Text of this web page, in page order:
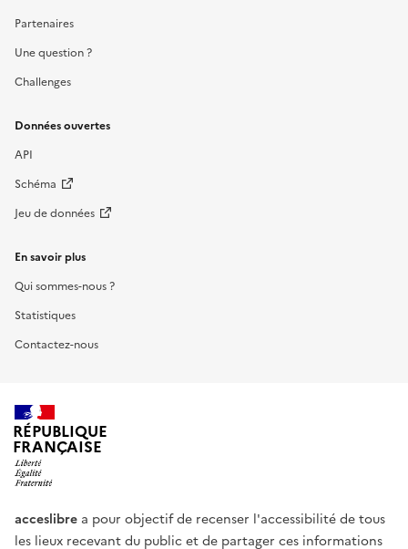
Partenaires
Une question ?
Challenges
Données ouvertes
API
Schéma
Jeu de données
En savoir plus
Qui sommes-nous ?
Statistiques
Contactez-nous
RÉPUBLIQUE
FRANÇAISE
acceslibre a pour objectif de recenser l'accessibilité de tous
les lieux recevant du public et de partager ces informations